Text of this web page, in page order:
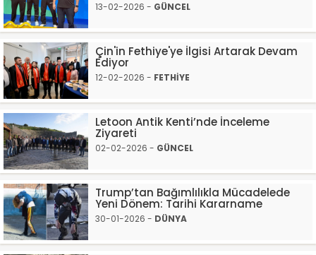
13-02-2026 - GÜNCEL
Çin'in Fethiye'ye İlgisi Artarak Devam
Ediyor
12-02-2026 - FETHİYE
Letoon Antik Kenti’nde İnceleme
Ziyareti
02-02-2026 - GÜNCEL
Trump’tan Bağımlılıkla Mücadelede
Yeni Dönem: Tarihi Kararname
30-01-2026 - DÜNYA